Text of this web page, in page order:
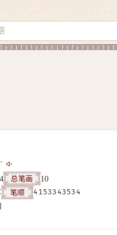
4
总笔画
10
笔顺
4153343534